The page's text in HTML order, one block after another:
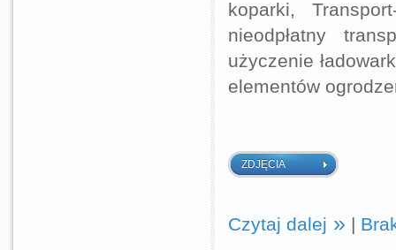
koparki,
nieodpłatny
użyczenie
elementów
ZDJĘCIA
Czytaj dalej |